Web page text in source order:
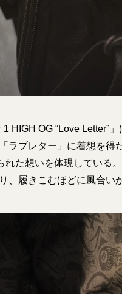
1 HIGH OG “Love Letter”
ラブレター」に着想を得
れた想いを体現している
、履きこむほどに風合い